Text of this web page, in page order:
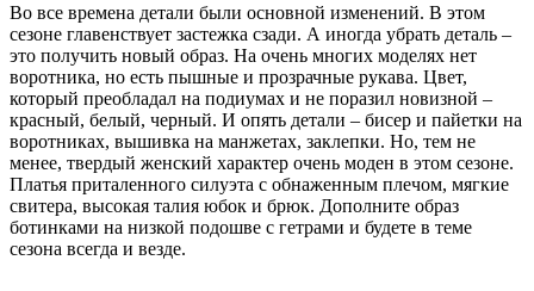
Во все времена детали были основной изменений. В этом
сезоне главенствует застежка сзади. А иногда убрать деталь –
это получить новый образ. На очень многих моделях нет
воротника, но есть пышные и прозрачные рукава. Цвет,
который преобладал на подиумах и не поразил новизной –
красный, белый, черный. И опять детали – бисер и пайетки на
воротниках, вышивка на манжетах, заклепки. Но, тем не
менее, твердый женский характер очень моден в этом сезоне.
Платья приталенного силуэта с обнаженным плечом, мягкие
свитера, высокая талия юбок и брюк. Дополните образ
ботинками на низкой подошве с гетрами и будете в теме
сезона всегда и везде.